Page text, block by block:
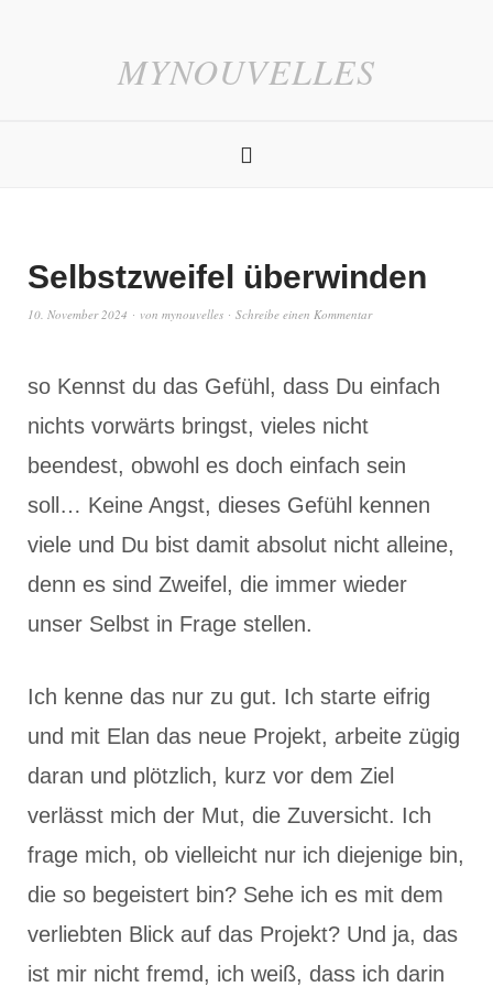
MYNOUVELLES
Selbstzweifel überwinden
10. November 2024 von mynouvelles Schreibe einen Kommentar
so Kennst du das Gefühl, dass Du einfach
nichts vorwärts bringst, vieles nicht
beendest, obwohl es doch einfach sein
soll… Keine Angst, dieses Gefühl kennen
viele und Du bist damit absolut nicht alleine,
denn es sind Zweifel, die immer wieder
unser Selbst in Frage stellen.
Ich kenne das nur zu gut. Ich starte eifrig
und mit Elan das neue Projekt, arbeite zügig
daran und plötzlich, kurz vor dem Ziel
verlässt mich der Mut, die Zuversicht. Ich
frage mich, ob vielleicht nur ich diejenige bin,
die so begeistert bin? Sehe ich es mit dem
verliebten Blick auf das Projekt? Und ja, das
ist mir nicht fremd, ich weiß, dass ich darin